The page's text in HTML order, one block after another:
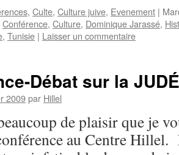
, Culte, Culture juive, Evenement |
Conférence, Culture, Dominique Jarassé,
, Tunisie | Laisser un commentaire
Débat sur la
2009par Hillel
de plaisir que je
au Centre Hillel.